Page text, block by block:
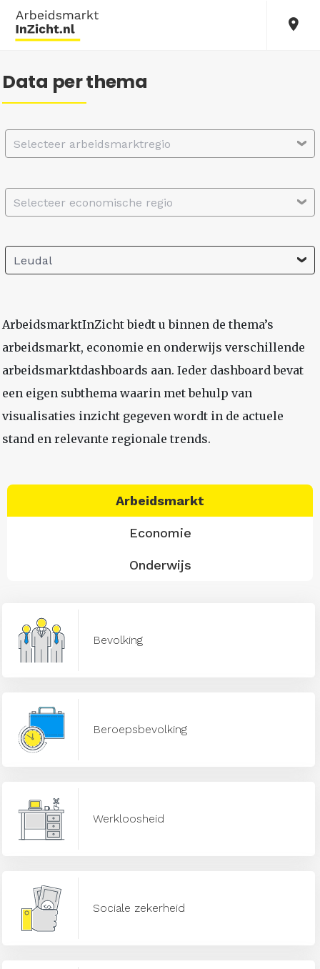
Data per thema
Selecteer arbeidsmarktregio
Selecteer economische regio
Leudal
ArbeidsmarktInZicht biedt u binnen de thema’s
arbeidsmarkt, economie en onderwijs verschillende
arbeidsmarktdashboards aan. Ieder dashboard bevat
een eigen subthema waarin met behulp van
visualisaties inzicht gegeven wordt in de actuele
stand en relevante regionale trends.
Arbeidsmarkt
Economie
Onderwijs
Bevolking
Beroepsbevolking
Werkloosheid
Sociale zekerheid